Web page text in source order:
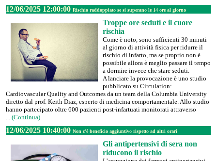
12/06/2025 12:00:00 Rischio raddoppiato se si superano le 14 ore al giorno
Troppe ore seduti e il cuore
rischia
Come è noto, sono sufficienti 30 minuti
al giorno di attività fisica per ridurre il
rischio di infarto, ma se proprio non è
possibile allora è meglio passare il tempo
a dormire invece che stare seduti.
A lanciare la provocazione è uno studio
pubblicato su Circulation:
Cardiovascular Quality and Outcomes da un team della Columbia University
diretto dal prof. Keith Diaz, esperto di medicina comportamentale. Allo studio
hanno partecipato oltre 600 pazienti post-infartuati monitorati attraverso
... (Continua)
12/06/2025 10:40:00 Non c’è beneficio aggiuntivo rispetto ad altri orari
Gli antipertensivi di sera non
riducono il rischio